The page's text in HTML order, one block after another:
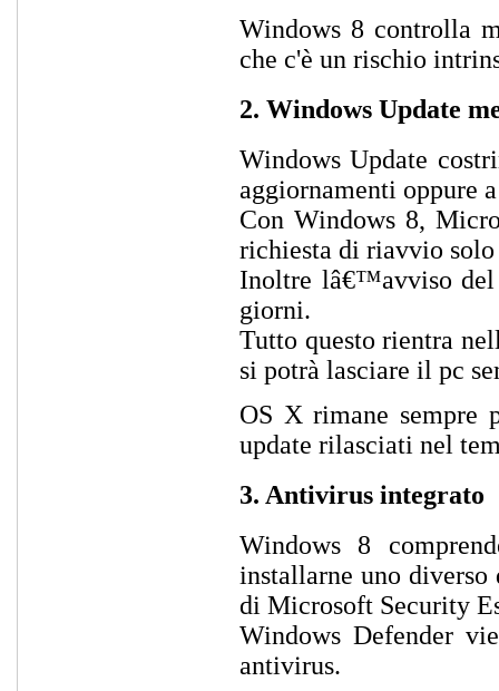
Windows 8 controlla
che c'è un rischio
2. Windows Update
Windows Update
aggiornamenti oppure
Con Windows 8,
richiesta di riavvio solo
Inoltre lâ€™avviso
giorni.
Tutto questo rientra
si potrà lasciare il pc
OS X rimane sempre
update rilasciati nel
3. Antivirus integrato
Windows 8
installarne uno
di Microsoft Security
Windows Defender
antivirus.